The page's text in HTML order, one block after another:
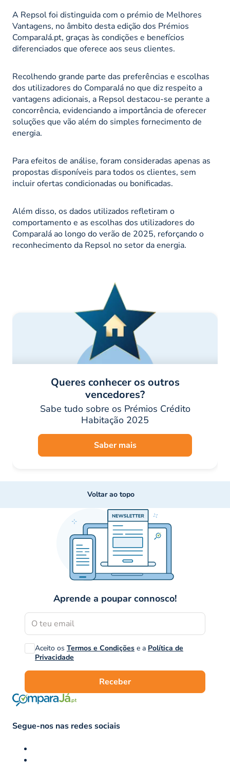
A Repsol foi distinguida com o prémio de Melhores
Vantagens, no âmbito desta edição dos Prémios
ComparaJá.pt, graças às condições e benefícios
diferenciados que oferece aos seus clientes.
Recolhendo grande parte das preferências e escolhas
dos utilizadores do ComparaJá no que diz respeito a
vantagens adicionais, a Repsol destacou-se perante a
concorrência, evidenciando a importância de oferecer
soluções que vão além do simples fornecimento de
energia.
Para efeitos de análise, foram consideradas apenas as
propostas disponíveis para todos os clientes, sem
incluir ofertas condicionadas ou bonificadas.
Além disso, os dados utilizados refletiram o
comportamento e as escolhas dos utilizadores do
ComparaJá ao longo do verão de 2025, reforçando o
reconhecimento da Repsol no setor da energia.
Queres conhecer os outros
vencedores?
Sabe tudo sobre os Prémios Crédito
Habitação 2025
Saber mais
Voltar ao topo
Aprende a poupar connosco!
Aceito os Termos e Condições e a Política de
Privacidade
Receber
Segue-nos nas redes sociais